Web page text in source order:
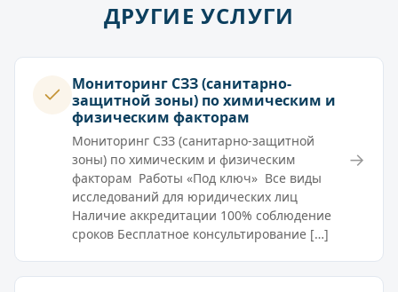
ДРУГИЕ УСЛУГИ
Мониторинг СЗЗ (санитарно-
защитной зоны) по химическим и
физическим факторам
Мониторинг СЗЗ (санитарно-защитной
зоны) по химическим и физическим
факторам Работы «Под ключ» Все виды
исследований для юридических лиц
Наличие аккредитации 100% соблюдение
сроков Бесплатное консультирование […]
→